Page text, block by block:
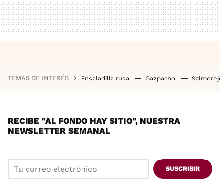
TEMAS DE INTERÉS Ensaladilla rusa Gazpacho
RECIBE "AL FONDO HAY SITIO", NUESTRA
NEWSLETTER SEMANAL
SUSCRIBIR